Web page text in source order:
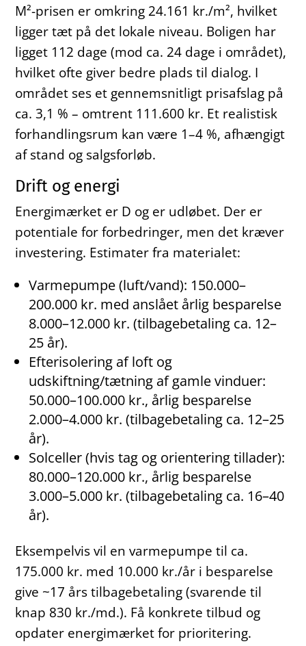
M²-prisen er omkring 24.161 kr./m², hvilket
ligger tæt på det lokale niveau. Boligen har
ligget 112 dage (mod ca. 24 dage i området),
hvilket ofte giver bedre plads til dialog. I
området ses et gennemsnitligt prisafslag på
ca. 3,1 % – omtrent 111.600 kr. Et realistisk
forhandlingsrum kan være 1–4 %, afhængigt
af stand og salgsforløb.
Drift og energi
Energimærket er D og er udløbet. Der er
potentiale for forbedringer, men det kræver
investering. Estimater fra materialet:
Varmepumpe (luft/vand): 150.000–
200.000 kr. med anslået årlig besparelse
8.000–12.000 kr. (tilbagebetaling ca. 12–
25 år).
Efterisolering af loft og
udskiftning/tætning af gamle vinduer:
50.000–100.000 kr., årlig besparelse
2.000–4.000 kr. (tilbagebetaling ca. 12–25
år).
Solceller (hvis tag og orientering tillader):
80.000–120.000 kr., årlig besparelse
3.000–5.000 kr. (tilbagebetaling ca. 16–40
år).
Eksempelvis vil en varmepumpe til ca.
175.000 kr. med 10.000 kr./år i besparelse
give ~17 års tilbagebetaling (svarende til
knap 830 kr./md.). Få konkrete tilbud og
opdater energimærket for prioritering.